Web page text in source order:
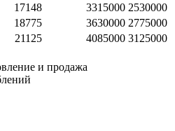
17148 3315000 2530000
18775 3630000 2775000
21125 4085000 3125000
и продажа